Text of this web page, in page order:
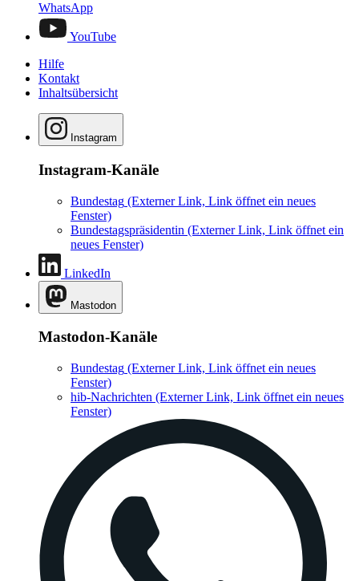
WhatsApp
YouTube
Hilfe
Kontakt
Inhaltsübersicht
Instagram
Instagram-Kanäle
Bundestag (Externer Link, Link öffnet ein neues
Fenster)
Bundestagspräsidentin (Externer Link, Link öffnet ein
neues Fenster)
LinkedIn
Mastodon
Mastodon-Kanäle
Bundestag (Externer Link, Link öffnet ein neues
Fenster)
hib-Nachrichten (Externer Link, Link öffnet ein neues
Fenster)